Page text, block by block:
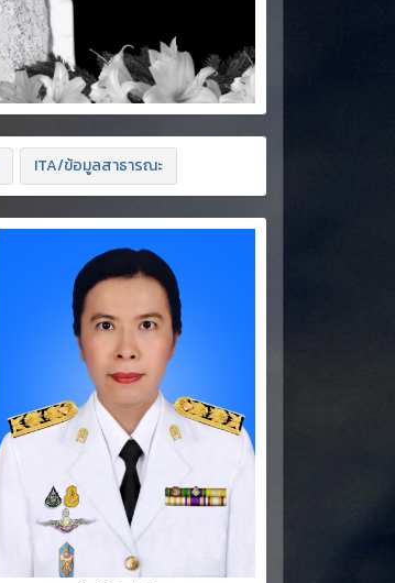
ITA/ข้อมูลสาธารณะ